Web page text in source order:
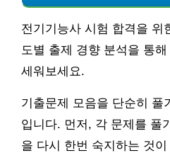
전기기능사 시험 합격을 위
도별 출제 경향 분석을 통
세워보세요.
기출문제 모음을 단순히 풀
입니다. 먼저, 각 문제를 풀
을 다시 한번 숙지하는 것